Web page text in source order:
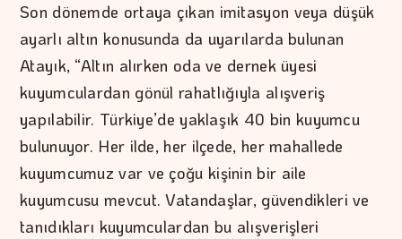
Son dönemde ortaya çıkan imitasyon veya düşük
ayarlı altın konusunda da uyarılarda bulunan
Atayık, “Altın alırken oda ve dernek üyesi
kuyumculardan gönül rahatlığıyla alışveriş
yapılabilir. Türkiye’de yaklaşık 40 bin kuyumcu
bulunuyor. Her ilde, her ilçede, her mahallede
kuyumcumuz var ve çoğu kişinin bir aile
kuyumcusu mevcut. Vatandaşlar, güvendikleri ve
tanıdıkları kuyumculardan bu alışverişleri